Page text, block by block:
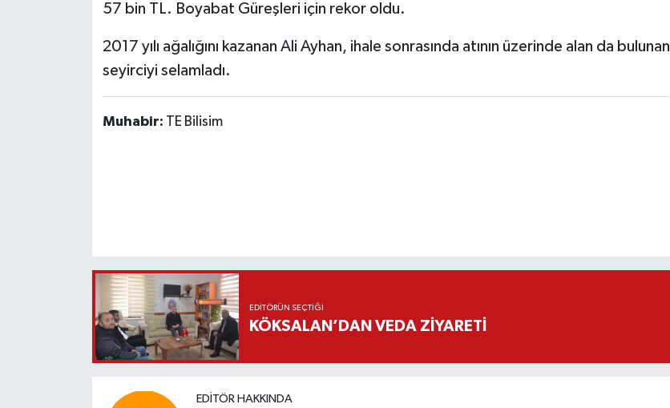
57 bin TL. Boyabat Güreşleri için rekor oldu.
2017 yılı ağalığını kazanan Ali Ayhan, ihale sonrasında atının üzerinde alan da bulunan
seyirciyi selamladı.
Muhabir: TE Bilisim
EDITÖRÜN SEÇTIĞI
KÖKSALAN’DAN VEDA ZİYARETİ
EDITÖR HAKKINDA